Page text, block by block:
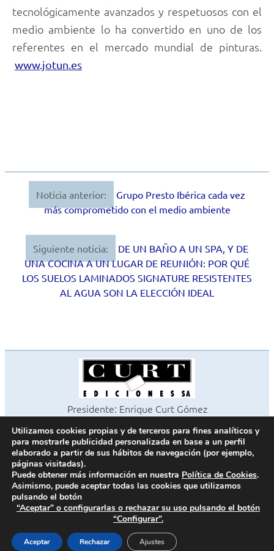
tecnológicamente avanzados y respetuosos con el
medio ambiente lo ha convertido en uno de los
referentes en el mercado mundial de pinturas.
www.jotun.es
Navegación
entradas
Noticia anterior:
Grupo Presto Ibérica cada vez
más comprometido con el medio ambiente
Siguiente noticia:
DE UN BAÑO A UN SPA, Y DE
UNA COCINA A UN LUGAR DE REUNIÓN: POR QUÉ
LOS SUELOS LAMINADOS SIGNATURE RESISTENTES
AL AGUA SON LA ELECCIÓN IDEAL
Presidente: Enrique Curt Gómez
©2026 Revista Cocinas y Baños
Todos los derechos reservados
Paseo de Gracia, 63. 1º 2ª. 08008 Barcelona -
Fax 933 183 505
Política de cookies
Política de privacidad
Utilizamos cookies propias y de terceros para fines analíticos y
para mostrarle publicidad personalizada en base a un perfil
elaborado a partir de sus hábitos de navegación (por ejemplo,
páginas visitadas).
Puede obtener más información en nuestra Política de Cookies.
Asimismo, puede aceptar todas las cookies que utilizamos
pulsando el botón
“Aceptar” o configurarlas o rechazar su uso pulsando el botón
“Configurar”.
Aceptar Rechazar Ajustes